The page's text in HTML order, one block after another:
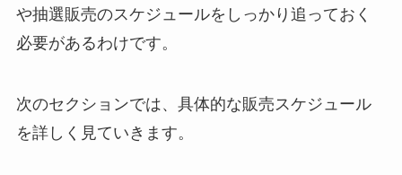
や抽選販売のスケジュールをしっかり追っておく
必要があるわけです。
次のセクションでは、具体的な販売スケジュール
を詳しく見ていきます。